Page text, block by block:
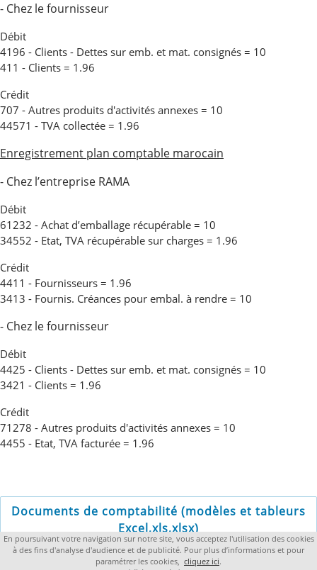
- Chez le fournisseur
Débit
4196 - Clients - Dettes sur emb. et mat. consignés = 10
411 - Clients = 1.96
Crédit
707 - Autres produits d'activités annexes = 10
44571 - TVA collectée = 1.96
Enregistrement plan comptable marocain
- Chez l’entreprise RAMA
Débit
61232 - Achat d’emballage récupérable = 10
34552 - Etat, TVA récupérable sur charges = 1.96
Crédit
4411 - Fournisseurs = 1.96
3413 - Fournis. Créances pour embal. à rendre = 10
- Chez le fournisseur
Débit
4425 - Clients - Dettes sur emb. et mat. consignés = 10
3421 - Clients = 1.96
Crédit
71278 - Autres produits d'activités annexes = 10
4455 - Etat, TVA facturée = 1.96
Documents de comptabilité (modèles et tableurs
Excel,xls,xlsx)
Copyright 2022 lacompta.org
En poursuivant votre navigation sur notre site, vous acceptez l'utilisation des cookies
à des fins d'analyse d'audience et de publicité. Pour plus d’informations et pour
paramétrer les cookies, cliquez ici.